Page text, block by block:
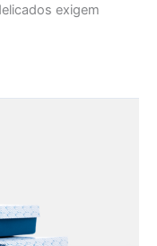
exigem